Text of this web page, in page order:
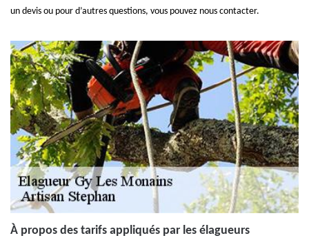
un devis ou pour d’autres questions, vous pouvez nous contacter.
À propos des tarifs appliqués par les élagueurs